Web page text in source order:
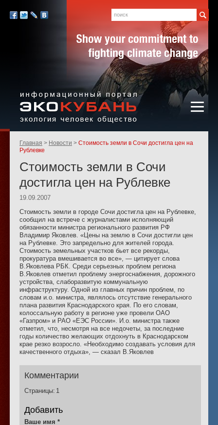
«ЭКО-КУБАНЬ»
человек,
общество
Родительские
страницы:
Главная Новости
Стоимость земли в Сочи достигла цен на
Рублевке
Стоимость земли в Сочи
достигла цен на Рублевке
19.09.2007
Стоимость земли в городе Сочи достигла цен на Рублевке,
сообщил на встрече с журналистами исполняющий
обязанности министра регионального развития РФ
Владимир Яковлев. «Цены на землю в Сочи достигли цен
на Рублевке. Это запредельно для жителей города.
Стоимость земельных участков бьет все рекорды,
прокуратура вмешивается во все», — цитирует слова
В.Яковлева РБК. Среди серьезных проблем региона
В.Яковлев отметил проблему энергоснабжения, дорожного
устройства, слаборазвитую коммунальную
инфраструктуру. Одной из главных причин проблем, по
словам и.о. министра, являлось отсутствие генерального
плана развития Краснодарского края. По его словам,
колоссальную работу в регионе уже провели ОАО
«Газпром» и РАО «ЕЭС России». И.о. министра также
отметил, что, несмотря на все недочеты, за последние
годы количество желающих отдохнуть в Краснодарском
крае резко возросло. «Необходимо создавать условия для
качественного отдыха», — сказал В.Яковлев
Комментарии
Страницы: 1
Добавить
Ваше имя *
Мы
Поиск